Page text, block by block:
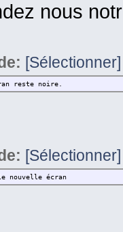
nous
[Sélectionner]
reste noire.
[Sélectionner]
nouvelle écran